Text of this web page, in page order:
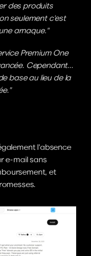
des produits
seulement c'est
arnaque."
Premium One
Cependant...
base au lieu de la
l'absence
e-mail sans
et